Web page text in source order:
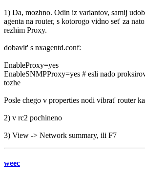
1) Da, mozhno. Odin iz variantov, samij
agenta na router, s kotorogo vidno set' za
rezhim Proxy.
dobavit' s nxagentd.conf:
EnableProxy=yes
EnableSNMPProxy=yes # esli nado
tozhe
Posle chego v properties nodi vibrat' router
2) v rc2 pochineno
3) View -> Network summary, ili F7
weec